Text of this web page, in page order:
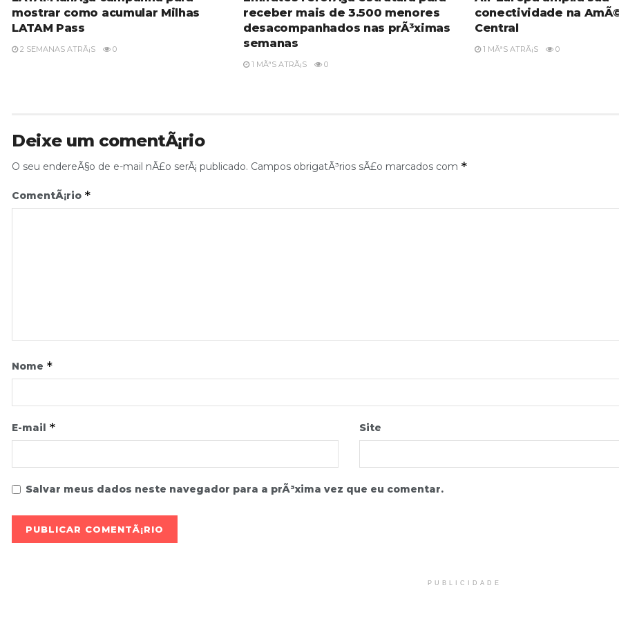
mostrar como acumular Milhas
LATAM Pass
2 SEMANAS ATRÃ¡S 0
receber mais de 3.500 menores
desacompanhados nas prÃ³ximas
semanas
1 MÃªS ATRÃ¡S 0
conectividade na
Central
1 MÃªS ATRÃ¡S 0
Deixe um comentÃ¡rio
O seu endereÃ§o de e-mail nÃ£o serÃ¡ publicado. Campos obrigatÃ³rios sÃ£o marcados com *
ComentÃ¡rio *
Nome *
E-mail * Site
Salvar meus dados neste navegador para a prÃ³xima vez que eu comentar.
PUBLICIDADE